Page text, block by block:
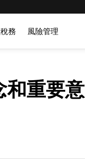
務 風險管理
和重要意